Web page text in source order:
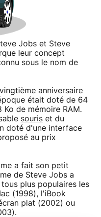
Jobs et Steve
leur concept
sous le nom de
anniversaire
était doté de 64
Ko de mémoire RAM.
souris et du
doté d'une interface
au prix
a fait son petit
de Steve Jobs a
plus populaires les
(1998), l'iBook
plat (2002) ou